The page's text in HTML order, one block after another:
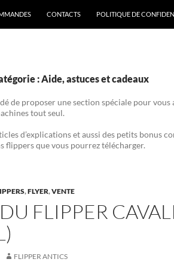
CONTACTS POLITIQUE DE
: Aide, astuces et cadeaux
de proposer une section spéciale pour vous
tout seul.
d’explications et aussi des petits bonus
flippers que vous pourrez télécharger.
,FLYER,VENTE
FLIPPER
FLIPPER ANTICS